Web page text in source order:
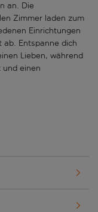
an. Die
Zimmer laden zum
Einrichtungen
Entspanne dich
Lieben, während
und einen